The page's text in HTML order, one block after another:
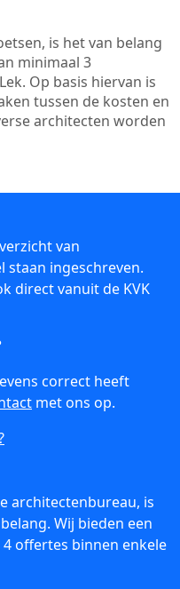
is het van belang
minimaal 3
Op basis hiervan is
tussen de kosten en
architecten worden
van
staan ingeschreven.
direct vanuit de KVK
correct heeft
met ons op.
architectenbureau, is
Wij bieden een
offertes binnen enkele